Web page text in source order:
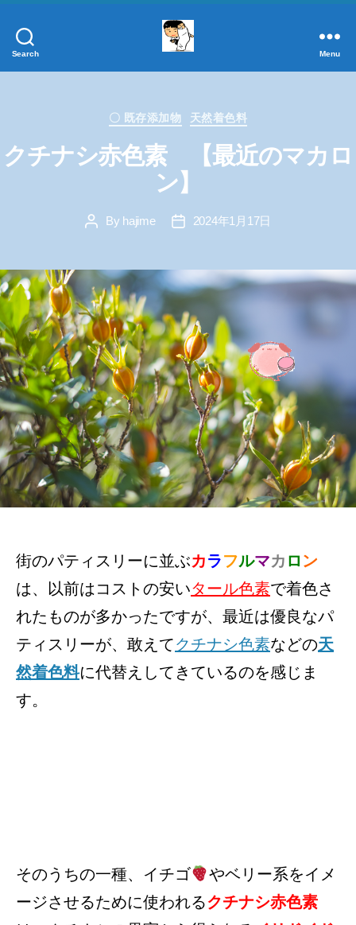
Search
事
し
く
学
ぼ
添
加
物
Menu
Categories
〇 既存添加物 天然着色料
クチナシ赤色素 【最近のマカロ
ン】
PostBy hajime
Post2024年1月17日
街のパティスリーに並ぶカラフルマカ ロ ン
は、以前はコストの安いタール色素で着色さ
れたものが多かったですが、最近は優良なパ
ティスリーが、敢えてクチナシ色素などの天
然着色料に代替えしてきているのを感じま
す。
そのうちの一種、イチゴ
やベリー系をイメ
ージさせるために使われるクチナシ赤色素